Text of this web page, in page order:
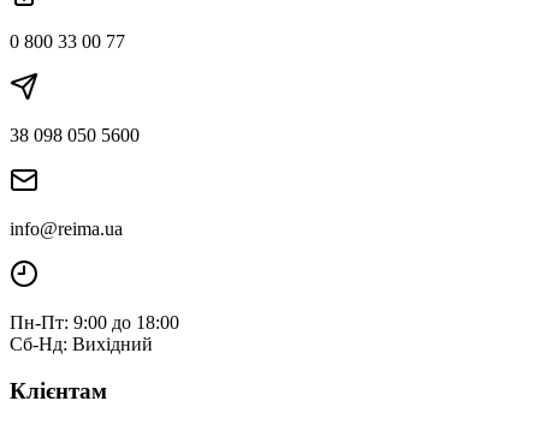
0 800 33 00 77
38 098 050 5600
info@reima.ua
Пн-Пт: 9:00 до 18:00
Сб-Нд: Вихідний
Клієнтам